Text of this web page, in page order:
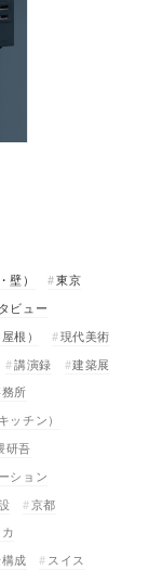
壁）
東京
ビュー
根）
現代美術
講演録
建築展
所
ッチン）
研吾
ション
京都
成
スイス